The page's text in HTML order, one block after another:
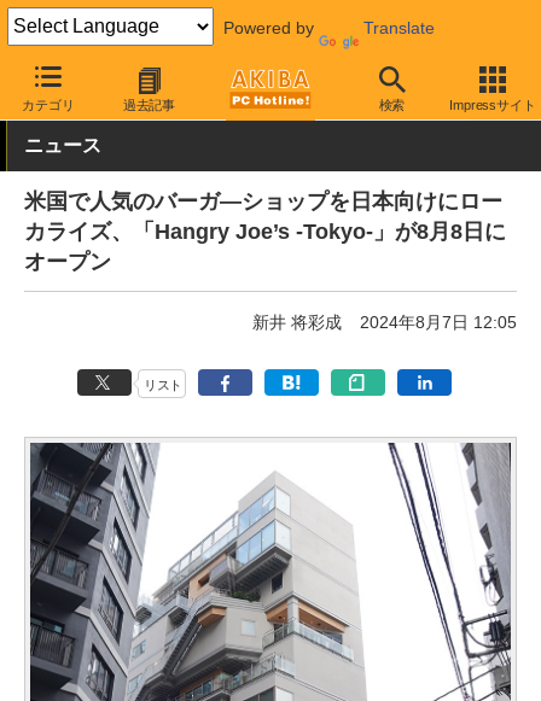
Powered by Translate
カテゴリ 過去記事 検索 Impressサイト
AKIBA PC Hotline! 秋葉原情報 スポット情報 グルメ
ニュース
米国で人気のバーガ―ショップを日本向けにロー
カライズ、「Hangry Joe’s -Tokyo-」が8月8日に
オープン
新井 将彩成 2024年8月7日 12:05
リスト